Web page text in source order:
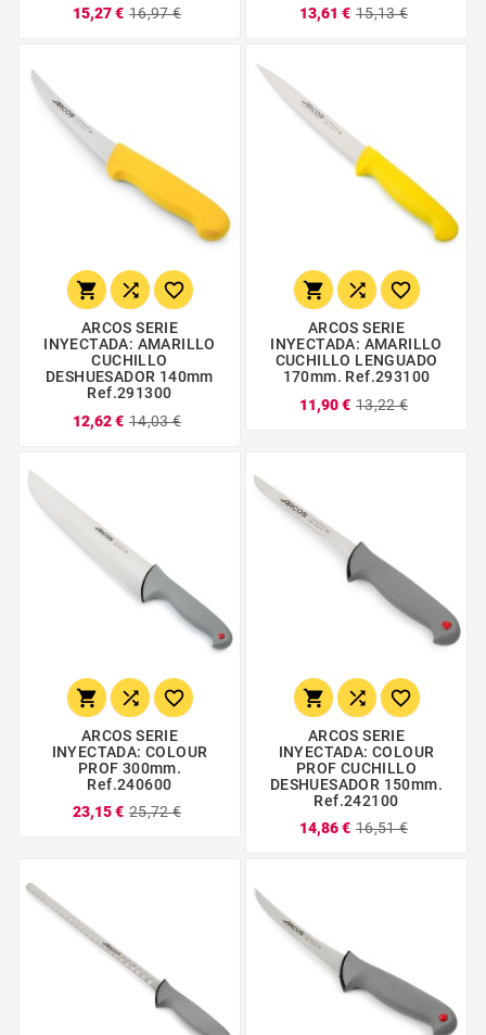
15,27 € 16,97 € 13,61 € 15,13 €
  
ARCOS SERIE
INYECTADA: AMARILLO
CUCHILLO
DESHUESADOR 140mm
Ref.291300
12,62 € 14,03 €
  
ARCOS SERIE
INYECTADA: AMARILLO
CUCHILLO LENGUADO
170mm. Ref.293100
11,90 € 13,22 €
  
ARCOS SERIE
INYECTADA: COLOUR
PROF 300mm.
Ref.240600
23,15 € 25,72 €
  
ARCOS SERIE
INYECTADA: COLOUR
PROF CUCHILLO
DESHUESADOR 150mm.
Ref.242100
14,86 € 16,51 €